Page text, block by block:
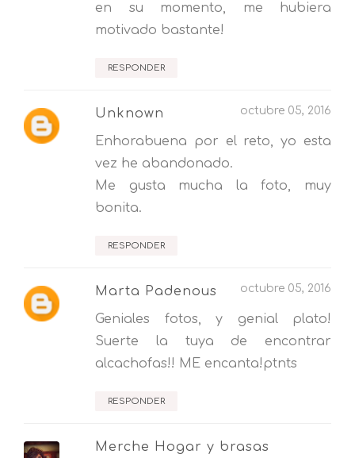
en su momento, me hubiera
motivado bastante!
RESPONDER
Unknown octubre 05, 2016
Enhorabuena por el reto, yo esta
vez he abandonado.
Me gusta mucha la foto, muy
bonita.
RESPONDER
Marta Padenous octubre 05, 2016
Geniales fotos, y genial plato!
Suerte la tuya de encontrar
alcachofas!! ME encanta!ptnts
RESPONDER
Merche Hogar y brasas